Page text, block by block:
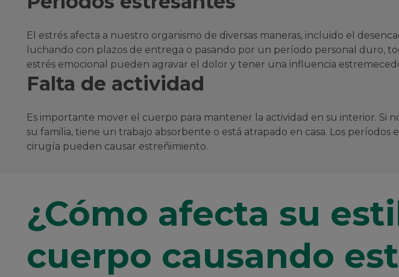
El estrés afecta a nuestro organismo de diversas maneras, incluido el
luchando con plazos de entrega o pasando por un período personal duro,
estrés emocional pueden agravar el dolor y tener una influencia
Falta de actividad
Es importante mover el cuerpo para mantener la actividad en su interior. Si
su familia, tiene un trabajo absorbente o está atrapado en casa. Los
cirugía pueden causar estreñimiento.
¿Cómo afecta su
cuerpo causando